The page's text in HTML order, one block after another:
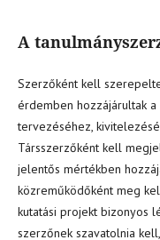
A
Szerzőként kell
érdemben hozzájárultak
tervezéséhez,
Társszerzőként kell
jelentős mértékben
közreműködőként meg
kutatási projekt bizonyos
szerzőnek szavatolnia